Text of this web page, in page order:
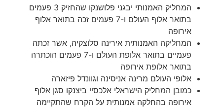
המחליק האמנותי יבגני פלושנקו שהחזיק 3 פעמים
בתואר אלוף העולם ו-7 פעמים זכה בתואר אלוף
אירופה
המחליקה האמנותית אירינה סלוצקיה, אשר זכתה
פעמיים בתואר אלופת העולם ו-7 פעמים הוכתרה
בתואר אלופת אירופה
אלופי העולם מרינה אניסינה וגוונדל פיזארה
כמובן המחליק הישראלי אלכסיי ביצנקו סגן אלוף
אירופה בהחלקה אמנותית על הקרח שהתקיימה